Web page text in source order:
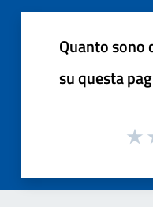
Quanto sono
su questa